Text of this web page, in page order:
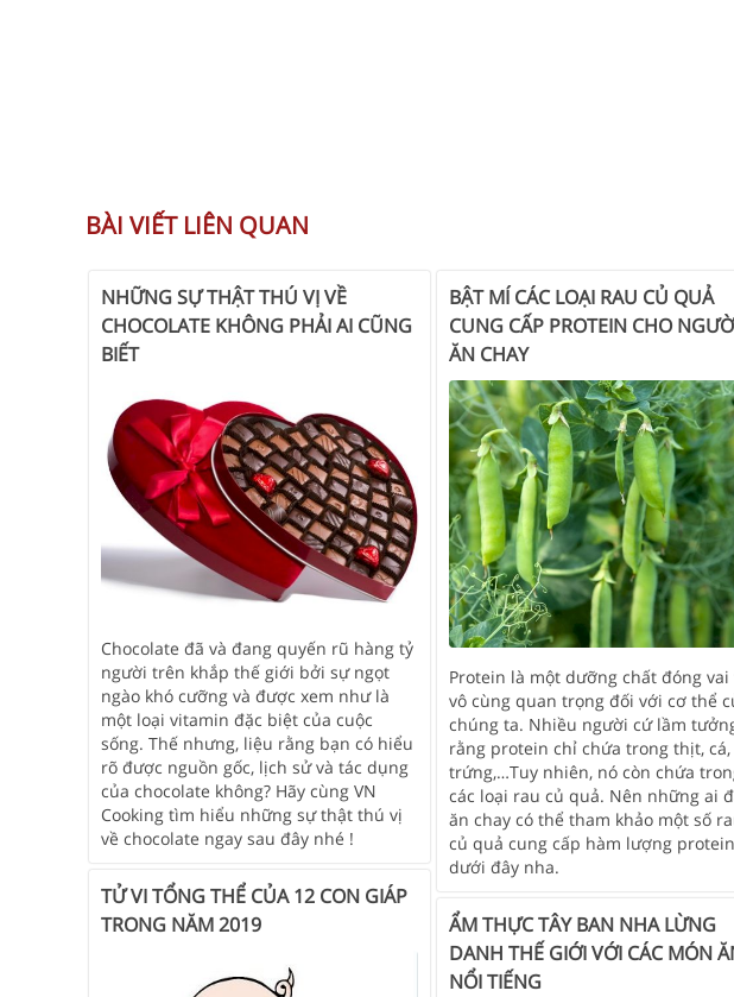
BÀI VIẾT LIÊN QUAN
NHỮNG SỰ THẬT THÚ VỊ VỀ
CHOCOLATE KHÔNG PHẢI AI CŨNG
BIẾT
Chocolate đã và đang quyến rũ hàng tỷ
người trên khắp thế giới bởi sự ngọt
ngào khó cưỡng và được xem như là
một loại vitamin đặc biệt của cuộc
sống. Thế nhưng, liệu rằng bạn có hiểu
rõ được nguồn gốc, lịch sử và tác dụng
của chocolate không? Hãy cùng VN
Cooking tìm hiểu những sự thật thú vị
về chocolate ngay sau đây nhé !
BẬT MÍ CÁC LOẠI RAU CỦ QUẢ
CUNG CẤP PROTEIN CHO
ĂN CHAY
Protein là một dưỡng chất đóng
vô cùng quan trọng đối với cơ thể
chúng ta. Nhiều người cứ lầm
rằng protein chỉ chứa trong thịt, cá,
trứng,…Tuy nhiên, nó còn chứa
các loại rau củ quả. Nên những ai
ăn chay có thể tham khảo một số
củ quả cung cấp hàm lượng protein
dưới đây nha.
TỬ VI TỔNG THỂ CỦA 12 CON GIÁP
TRONG NĂM 2019
ẨM THỰC TÂY BAN NHA LỪNG
DANH THẾ GIỚI VỚI CÁC MÓN
NỔI TIẾNG